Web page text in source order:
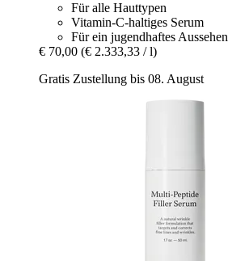
Für alle Hauttypen
Vitamin-C-haltiges Serum
Für ein jugendhaftes Aussehen
€ 70,00 (€ 2.333,33 / l)
Gratis Zustellung bis 08. August